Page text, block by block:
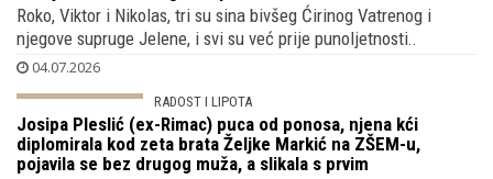
Tajna roditeljskog uspjeha bivšeg
Vatrenog Darija Šimića i njegove
supruge, podigli 3 sina nogometaša,
važan detalj iza njihove vile u Zagrebu pokazao se
dobitnim faktorom
Roko, Viktor i Nikolas, tri su sina bivšeg Ćirinog Vatrenog i
njegove supruge Jelene, i svi su već prije punoljetnosti..
04.07.2026